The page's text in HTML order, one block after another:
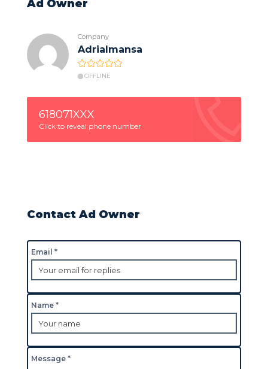
Ad Owner
Company
Adrialmansa
OFFLINE
618071XXX
Click to reveal phone number
Contact Ad Owner
Email *
Name *
Message *